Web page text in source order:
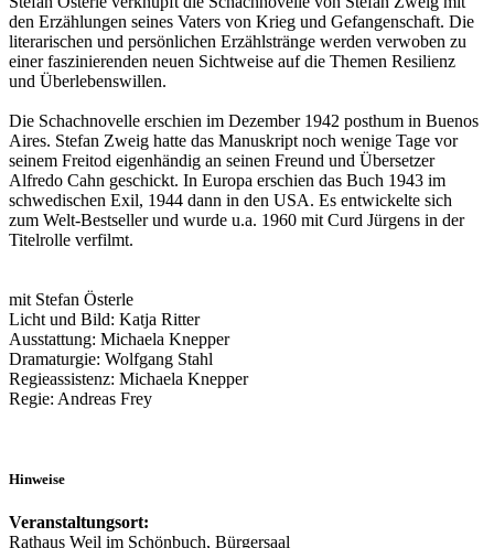
den Erzählungen seines Vaters von Krieg und Gefangenschaft. Die
literarischen und persönlichen Erzählstränge werden verwoben zu
einer faszinierenden neuen Sichtweise auf die Themen Resilienz
und Überlebenswillen.
Die Schachnovelle erschien im Dezember 1942 posthum in Buenos
Aires. Stefan Zweig hatte das Manuskript noch wenige Tage vor
seinem Freitod eigenhändig an seinen Freund und Übersetzer
Alfredo Cahn geschickt. In Europa erschien das Buch 1943 im
schwedischen Exil, 1944 dann in den USA. Es entwickelte sich
zum Welt-Bestseller und wurde u.a. 1960 mit Curd Jürgens in der
Titelrolle verfilmt.
mit Stefan Österle
Licht und Bild: Katja Ritter
Ausstattung: Michaela Knepper
Dramaturgie: Wolfgang Stahl
Regieassistenz: Michaela Knepper
Regie: Andreas Frey
Hinweise
Veranstaltungsort:
Rathaus Weil im Schönbuch, Bürgersaal